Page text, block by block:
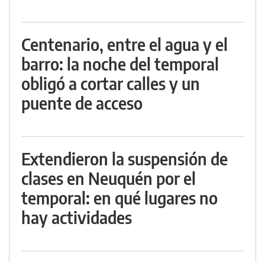
Centenario, entre el agua y el
barro: la noche del temporal
obligó a cortar calles y un
puente de acceso
Extendieron la suspensión de
clases en Neuquén por el
temporal: en qué lugares no
hay actividades